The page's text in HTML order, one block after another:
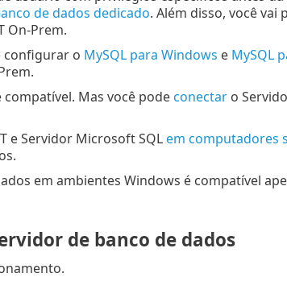
de dados dedicado. Além disso, você
On-Prem.
configurar o MySQL para Windows e MySQL
Mas você podeconectaro
e Servidor Microsoft SQLem computadores
em ambientes Windows é compatível
de banco de dados